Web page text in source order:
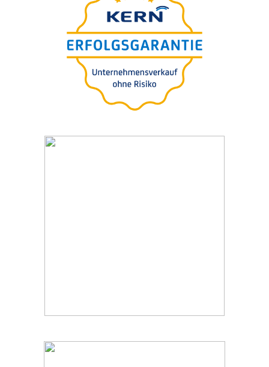
Die 7 teuers­ten Fehler bei
der Unter­neh­mens-bewer­
tung für Käufer oder
Verkäufer